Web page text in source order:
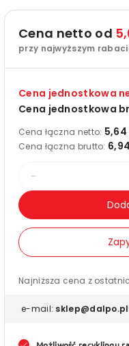
Cena netto od
przy najwyższym
Cena jednostkowa
Cena jednostkowa
Cena łączna netto: 5,64
Cena łączna brutto:
dla
papierowa
hot-
z
Najniższa cena z
e-mail: sklep@dalpo.pl